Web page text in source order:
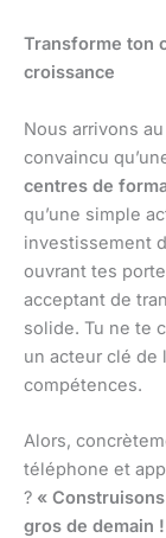
Transforme ton
croissance
Nous arrivons
convaincu
centres de
qu’une simple
investissement
ouvrant tes
acceptant de
solide. Tu ne te
un acteur clé de
compétences.
Alors,
téléphone et
? «
gros de demain